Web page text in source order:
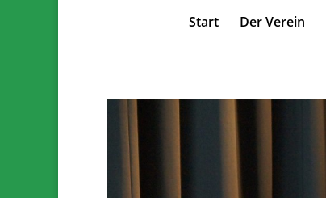
Start Der Verein